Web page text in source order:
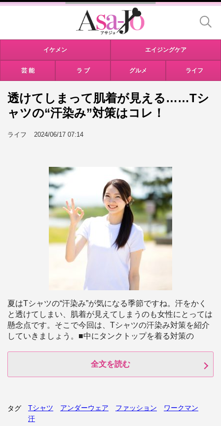
イケメン エイジングケア
芸 能 ラ ブ グルメ ライフ
透けてしまって肌着が見える……Tシ
ャツの“汗染み”対策はコレ！
ライフ 2024/06/17 07:14
夏はTシャツの“汗染み”が気になる季節ですね。汗をかく
と透けてしまい、肌着が見えてしまうのも女性にとっては
懸念点です。そこで今回は、Tシャツの汗染み対策を紹介
していきましょう。■中にタンクトップを着る対策の
全文を読む
タグ Tシャツ アンダーウェア ファッション
ワークマン
汗